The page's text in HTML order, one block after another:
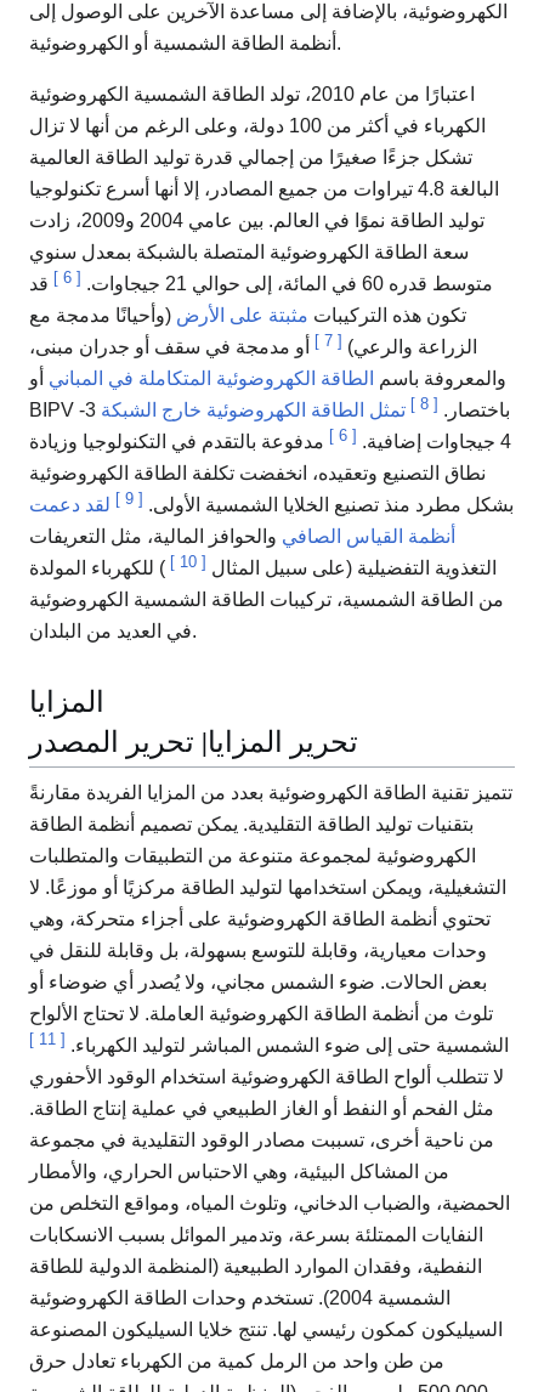
الكهروضوئية، بالإضافة إلى مساعدة الآخرين على الوصول إلى
أنظمة الطاقة الشمسية أو الكهروضوئية.
اعتبارًا من عام 2010، تولد الطاقة الشمسية الكهروضوئية
الكهرباء في أكثر من 100 دولة، وعلى الرغم من أنها لا تزال
تشكل جزءًا صغيرًا من إجمالي قدرة توليد الطاقة العالمية
البالغة 4.8 تيراوات من جميع المصادر، إلا أنها أسرع تكنولوجيا
توليد الطاقة نموًا في العالم. بين عامي 2004 و2009، زادت
سعة الطاقة الكهروضوئية المتصلة بالشبكة بمعدل سنوي
متوسط قدره 60 في المائة، إلى حوالي 21 جيجاوات.
[
] قد
تكون هذه التركيبات مثبتة على الأرض (وأحيانًا مدمجة مع
الزراعة والرعي) [
]
أو مدمجة في سقف أو جدران مبنى،
والمعروفة باسم
الطاقة الكهروضوئية المتكاملة في المباني أو
BIPV باختصار. [
] تمثل الطاقة الكهروضوئية خارج الشبكة
3-
4 جيجاوات إضافية.
[
] مدفوعة بالتقدم في التكنولوجيا وزيادة
نطاق التصنيع وتعقيده، انخفضت تكلفة الطاقة الكهروضوئية
بشكل مطرد منذ تصنيع الخلايا الشمسية الأولى. [
] لقد دعمت
أنظمة القياس الصافي والحوافز المالية، مثل التعريفات
التغذوية التفضيلية (على سبيل المثال [
] ) للكهرباء المولدة
من الطاقة الشمسية، تركيبات الطاقة الشمسية الكهروضوئية
في العديد من البلدان.
المزايا
تحرير المزايا| تحرير المصدر
تتميز تقنية الطاقة الكهروضوئية بعدد من المزايا الفريدة مقارنةً
بتقنيات توليد الطاقة التقليدية. يمكن تصميم أنظمة الطاقة
الكهروضوئية لمجموعة متنوعة من التطبيقات والمتطلبات
التشغيلية، ويمكن استخدامها لتوليد الطاقة مركزيًا أو موزعًا. لا
تحتوي أنظمة الطاقة الكهروضوئية على أجزاء متحركة، وهي
وحدات معيارية، وقابلة للتوسع بسهولة، بل وقابلة للنقل في
بعض الحالات. ضوء الشمس مجاني، ولا يُصدر أي ضوضاء أو
تلوث من أنظمة الطاقة الكهروضوئية العاملة. لا تحتاج الألواح
الشمسية حتى إلى ضوء الشمس المباشر لتوليد الكهرباء. [
]
لا تتطلب ألواح الطاقة الكهروضوئية استخدام الوقود الأحفوري
مثل الفحم أو النفط أو الغاز الطبيعي في عملية إنتاج الطاقة.
من ناحية أخرى، تسببت مصادر الوقود التقليدية في مجموعة
من المشاكل البيئية، وهي الاحتباس الحراري، والأمطار
الحمضية، والضباب الدخاني، وتلوث المياه، ومواقع التخلص من
النفايات الممتلئة بسرعة، وتدمير الموائل بسبب الانسكابات
النفطية، وفقدان الموارد الطبيعية (المنظمة الدولية للطاقة
الشمسية 2004). تستخدم وحدات الطاقة الكهروضوئية
السيليكون كمكون رئيسي لها. تنتج خلايا السيليكون المصنوعة
من طن واحد من الرمل كمية من الكهرباء تعادل حرق